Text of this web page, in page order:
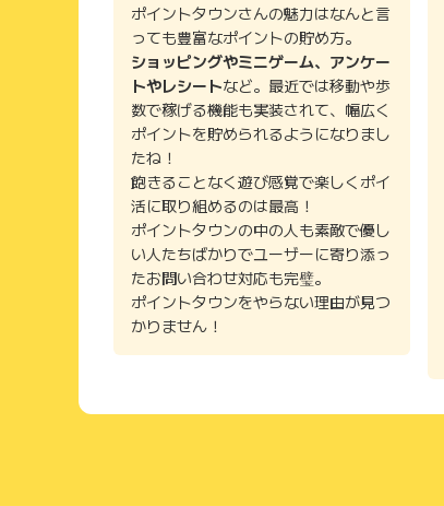
ポイントタウンさんの魅力はなんと言
っても豊富なポイントの貯め方。
ショッピングやミニゲーム、アンケー
トやレシートなど。最近では移動や歩
数で稼げる機能も実装されて、幅広く
ポイントを貯められるようになりまし
たね！
飽きることなく遊び感覚で楽しくポイ
活に取り組めるのは最高！
ポイントタウンの中の人も素敵で優し
い人たちばかりでユーザーに寄り添っ
たお問い合わせ対応も完璧。
ポイントタウンをやらない理由が見つ
かりません！